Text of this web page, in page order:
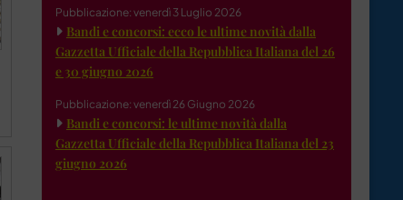
Pubblicazione: venerdì 3 Luglio 2026
Bandi e concorsi: ecco le ultime novità dalla
Gazzetta Ufficiale della Repubblica Italiana del 26
e 30 giugno 2026
Pubblicazione: venerdì 26 Giugno 2026
Bandi e concorsi: le ultime novità dalla
Gazzetta Ufficiale della Repubblica Italiana del 23
giugno 2026